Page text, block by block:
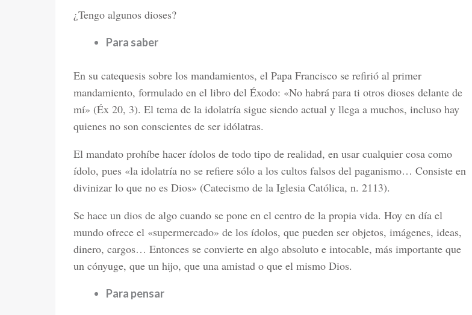
¿Tengo algunos dioses?
Para saber
En su catequesis sobre los mandamientos, el Papa Francisco se refirió al primer
mandamiento, formulado en el libro del Éxodo: «No habrá para ti otros dioses delante de
mí» (Éx 20, 3). El tema de la idolatría sigue siendo actual y llega a muchos, incluso hay
quienes no son conscientes de ser idólatras.
El mandato prohíbe hacer ídolos de todo tipo de realidad, en usar cualquier cosa como
ídolo, pues «la idolatría no se refiere sólo a los cultos falsos del paganismo… Consiste en
divinizar lo que no es Dios» (Catecismo de la Iglesia Católica, n. 2113).
Se hace un dios de algo cuando se pone en el centro de la propia vida. Hoy en día el
mundo ofrece el «supermercado» de los ídolos, que pueden ser objetos, imágenes, ideas,
dinero, cargos… Entonces se convierte en algo absoluto e intocable, más importante que
un cónyuge, que un hijo, que una amistad o que el mismo Dios.
Para pensar